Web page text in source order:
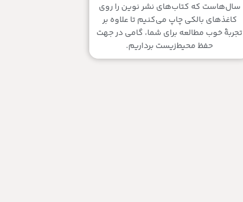
سال‌‌هاست که کتاب‌های نشر نوین را روی
کاغذهای بالکی چاپ می‌کنیم تا علاوه بر
تجربۀ خوب مطالعه برای شما، گامی در جهت
حفظ محیط‌زیست برداریم.